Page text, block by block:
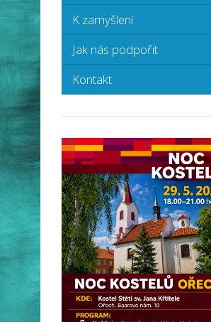
K zamyšlení
Jak nás podpořit
Kontakt